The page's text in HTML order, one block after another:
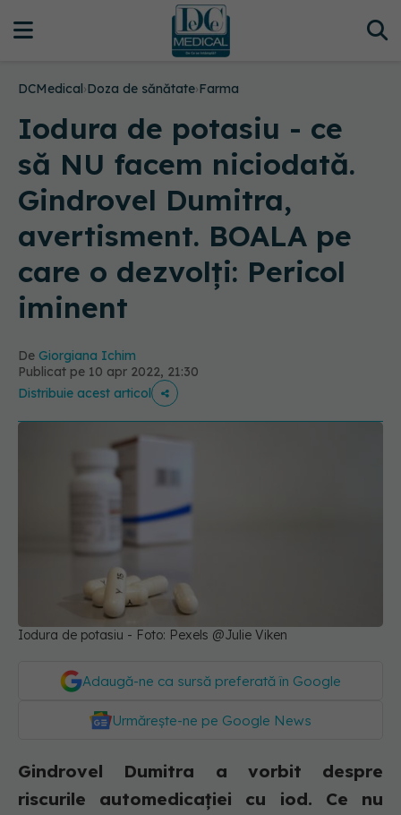
DCMedical›Doza de sănătate›Farma
Iodura de potasiu - ce
să NU facem niciodată.
Gindrovel Dumitra,
avertisment. BOALA pe
care o dezvolți: Pericol
iminent
De Giorgiana Ichim
Publicat pe 10 apr 2022, 21:30
Distribuie acest articol
Iodura de potasiu - Foto: Pexels @Julie Viken
Adaugă-ne ca sursă preferată în Google
Urmărește-ne pe Google News
Gindrovel Dumitra a vorbit despre
riscurile automedicaţiei cu iod. Ce nu